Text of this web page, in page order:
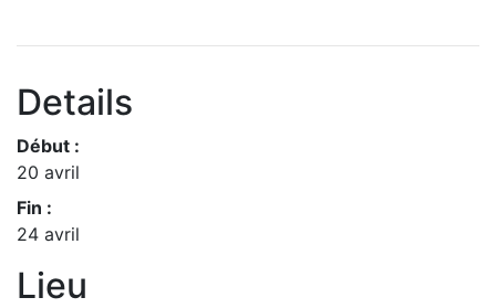
Details
Début :
20 avril
Fin :
24 avril
Lieu